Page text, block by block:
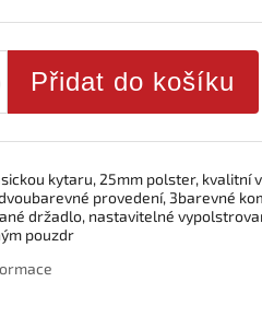
Přidat do košíku
kytaru, 25mm polster, kvalitní
provedení, 3barevné
držadlo, nastavitelné
pouzdr